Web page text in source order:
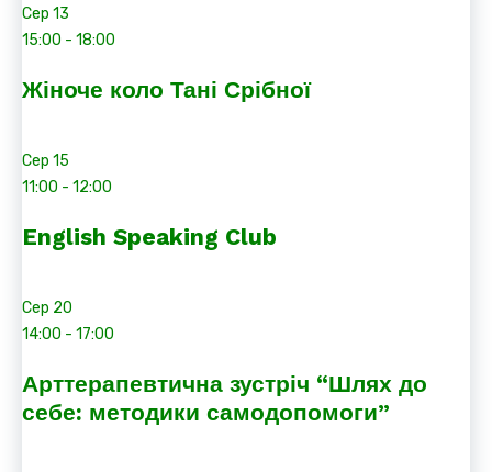
Сер 13
15:00 - 18:00
Жіноче коло Тані Срібної
Сер 15
11:00 - 12:00
English Speaking Club
Сер 20
14:00 - 17:00
Арттерапевтична зустріч “Шлях до
себе: методики самодопомоги”